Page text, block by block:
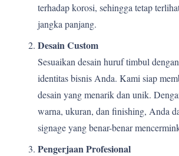
terhadap korosi, sehingga tetap
jangka panjang.
Desain Custom
Sesuaikan desain huruf timbul
identitas bisnis Anda. Kami siap
desain yang menarik dan unik.
warna, ukuran, dan finishing, Anda
signage yang benar-benar
Pengerjaan Profesional